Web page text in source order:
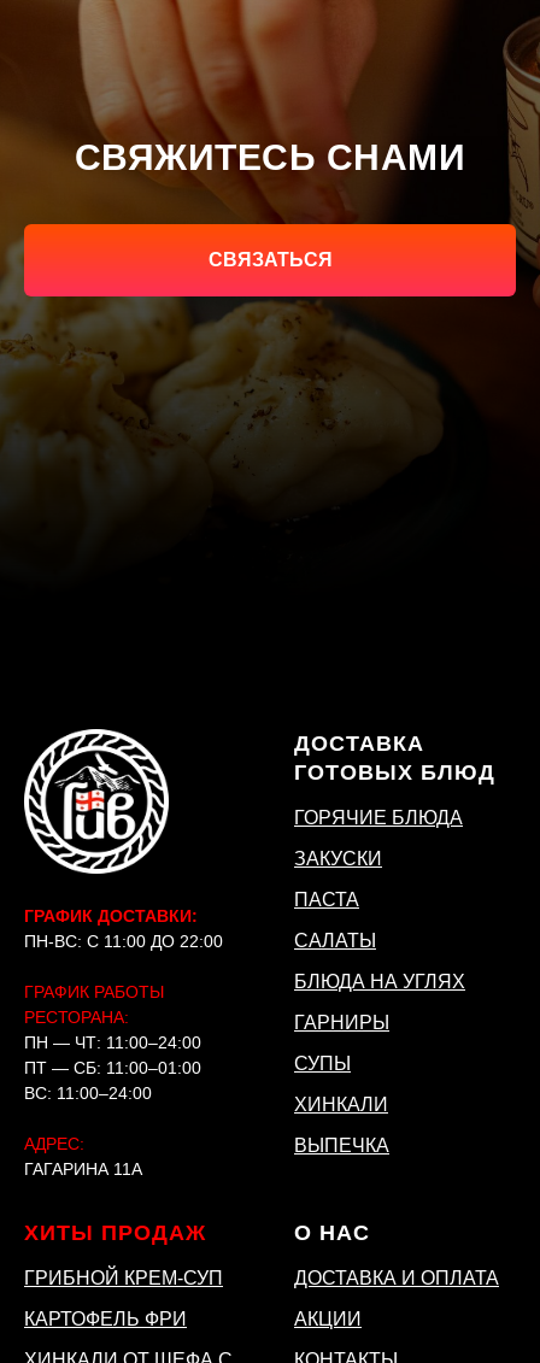
СВЯЖИТЕСЬ СНАМИ
СВЯЗАТЬСЯ
ГРАФИК ДОСТАВКИ:
ПН-ВС: С 11:00 ДО 22:00
ГРАФИК РАБОТЫ
РЕСТОРАНА:
ПН — ЧТ: 11:00–24:00
ПТ — СБ: 11:00–01:00
ВС: 11:00–24:00
АДРЕС:
ГАГАРИНА 11А
ДОСТАВКА
ГОТОВЫХ БЛЮД
ГОРЯЧИЕ БЛЮДА
ЗАКУСКИ
ПАСТА
САЛАТЫ
БЛЮДА НА УГЛЯХ
ГАРНИРЫ
СУПЫ
ХИНКАЛИ
ВЫПЕЧКА
ХИТЫ ПРОДАЖ
ГРИБНОЙ КРЕМ-СУП
КАРТОФЕЛЬ ФРИ
О НАС
ДОСТАВКА И ОПЛАТА
АКЦИИ